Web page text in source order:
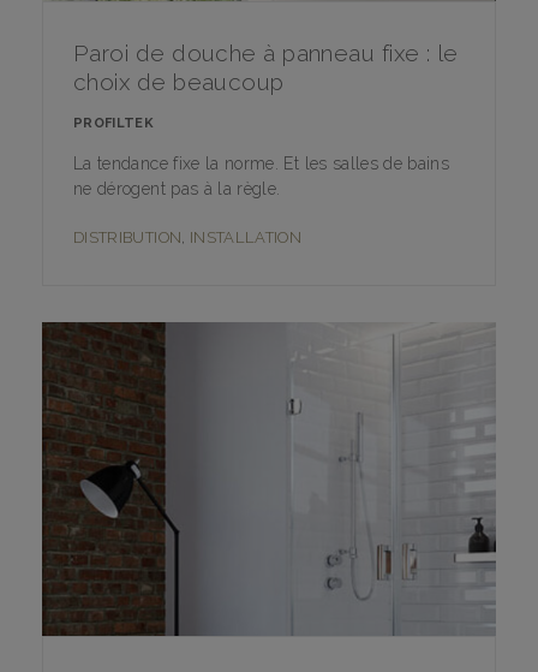
Paroi de douche à panneau fixe : le
choix de beaucoup
PROFILTEK
La tendance fixe la norme. Et les salles de bains
ne dérogent pas à la règle.
DISTRIBUTION INSTALLATION